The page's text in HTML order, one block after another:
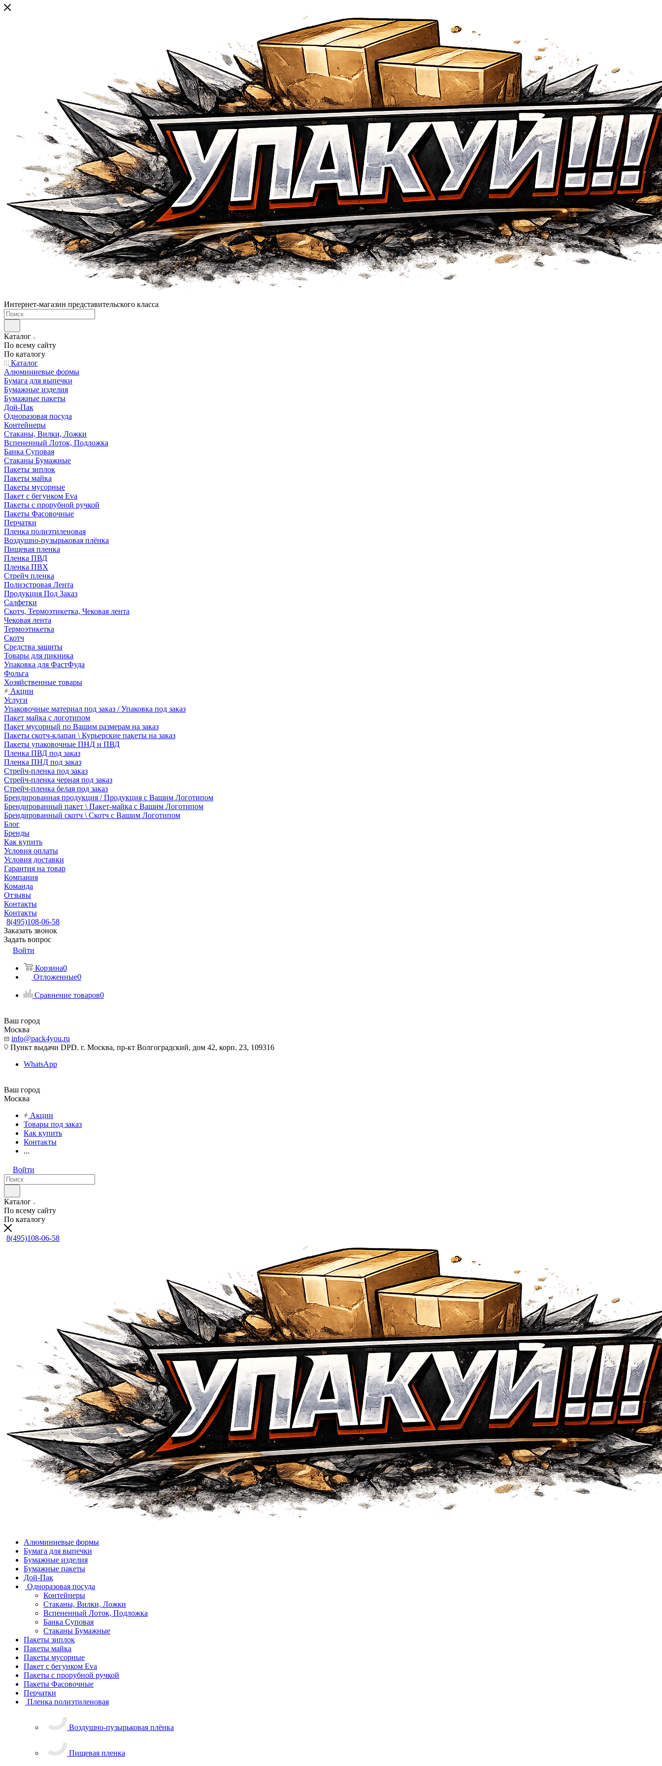
Интернет-магазин представительского класса
Каталог
По всему сайту
По каталогу
Каталог
Алюминиевые формы
Бумага для выпечки
Бумажные изделия
Бумажные пакеты
Дой-Пак
Одноразовая посуда
Контейнеры
Стаканы, Вилки, Ложки
Вспененный Лоток, Подложка
Банка Суповая
Стаканы Бумажные
Пакеты зиплок
Пакеты майка
Пакеты мусорные
Пакет с бегунком Eva
Пакеты с прорубной ручкой
Пакеты Фасовочные
Перчатки
Пленка полиэтиленовая
Воздушно-пузырьковая плёнка
Пищевая пленка
Пленка ПВД
Пленка ПВХ
Стрейч пленка
Полиэстровая Лента
Продукция Под Заказ
Салфетки
Скотч, Термоэтикетка, Чековая лента
Чековая лента
Термоэтикетка
Скотч
Средства защиты
Товары для пикника
Упаковка для ФастФуда
Фольга
Хозяйственные товары
Акции
Услуги
Упаковочные материал под заказ / Упаковка под заказ
Пакет майка с логотипом
Пакет мусорный по Вашим размерам на заказ
Пакеты скотч-клапан \ Курьерские пакеты на заказ
Пакеты упаковочные ПНД и ПВД
Пленка ПВД под заказ
Пленка ПНД под заказ
Стрейч-пленка под заказ
Стрейч-пленка черная под заказ
Стрейч-пленка белая под заказ
Брендированная продукция / Продукция с Вашим Логотипом
Брендированный пакет \ Пакет-майка с Вашим Логотипом
Брендированный скотч \ Скотч с Вашим Логотипом
Блог
Бренды
Как купить
Условия оплаты
Условия доставки
Гарантия на товар
Компания
Команда
Отзывы
Контакты
Контакты
8(495)108-06-58
Заказать звонок
Задать вопрос
Войти
Корзина0
Отложенные0
Сравнение товаров0
Ваш город
Москва
info@pack4you.ru
Пункт выдачи DPD. г. Москва, пр-кт Волгоградский, дом 42, корп. 23, 109316
WhatsApp
Ваш город
Москва
Акции
Товары под заказ
Как купить
Контакты
...
Войти
Каталог
По всему сайту
По каталогу
8(495)108-06-58
Алюминиевые формы
Бумага для выпечки
Бумажные изделия
Бумажные пакеты
Дой-Пак
Одноразовая посуда
Контейнеры
Стаканы, Вилки, Ложки
Вспененный Лоток, Подложка
Банка Суповая
Стаканы Бумажные
Пакеты зиплок
Пакеты майка
Пакеты мусорные
Пакет с бегунком Eva
Пакеты с прорубной ручкой
Пакеты Фасовочные
Перчатки
Пленка полиэтиленовая
Воздушно-пузырьковая плёнка
Пищевая пленка